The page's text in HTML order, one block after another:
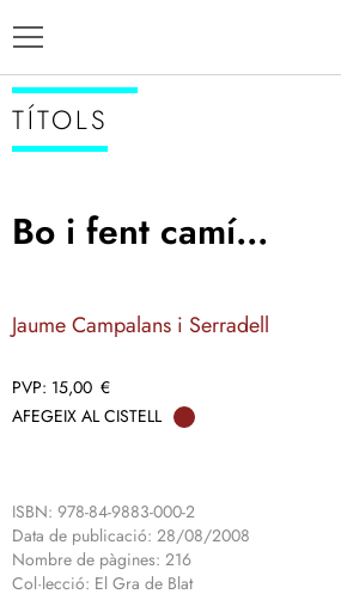
ENSENYAMENT CATALÀ
TÍTOLS
Bo i fent camí…
Jaume Campalans i Serradell
15,00 €
AFEGEIX AL CISTELL
ISBN: 978-84-9883-000-2
Data de publicació: 28/08/2008
Nombre de pàgines: 216
Col·lecció: El Gra de Blat